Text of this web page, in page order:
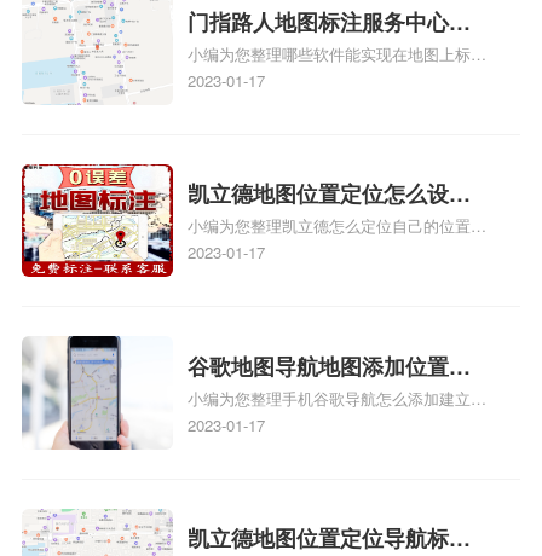
关地图标注知识，详情可查看下方正文！
门指路人地图标注服务中心地
图位置地址标记？门指路人地
图标注服务中心苹果地图位置
小编为您整理哪些软件能实现在地图上标记
门指路人地图标注服务中心位置、门指路人
门指路人地图标注服务中心地址标注上地图
怎么弄相关地图标注知识，详情可查看下方
正文！
2023-01-17
凯立德地图位置定位怎么设置
自己的指路人地图标注服务中
心名？凯立德地图位置定位怎
小编为您整理凯立德怎么定位自己的位置
啊、手机凯立德地图定位怎么设置往上走、
地图标注服务中心铺招牌相关地图标注知
识，详情可查看下方正文！
2023-01-17
谷歌地图导航地图添加位置？
添加谷歌地图导航位置？
小编为您整理手机谷歌导航怎么添加建立多
人位置、如何在地图，谷歌地图添加公司位
2023-01-17
凯立德地图位置定位导航标